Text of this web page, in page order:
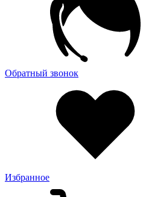
Обратный звонок
Избранное